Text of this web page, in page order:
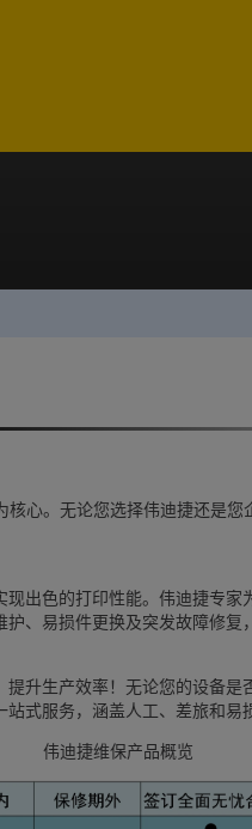
心。无论您选择伟迪捷还是
出色的打印性能。伟迪捷专
、易损件更换及突发故障修复
升生产效率！无论您的设备
式服务，涵盖人工、差旅和易
伟迪捷维保产品概览